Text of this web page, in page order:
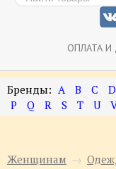
ОПЛАТА И
A B C D
P
Q R S T U
Женщинам →